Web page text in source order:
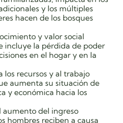
y los múltiples
hacen de los bosques
y valor social
incluye la pérdida de poder
en el hogar y en la
los recursos y al trabajo
aumenta su situación de
y económica hacia los
aumento del ingreso
hombres reciben a causa